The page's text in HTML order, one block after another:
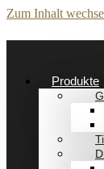
Zum Inhalt
Produkte